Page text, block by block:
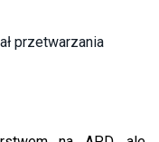
przetwarzania